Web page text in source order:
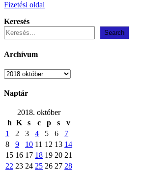
Fizetési oldal
Keresés
Search
Archívum
Archívum
Naptár
2018. október
h K s c p s
v
1
2 3 4 5 6
7
8
9 10 11 12 13 14
15 16 17 18 19 20 21
22 23 24 25 26 27 28